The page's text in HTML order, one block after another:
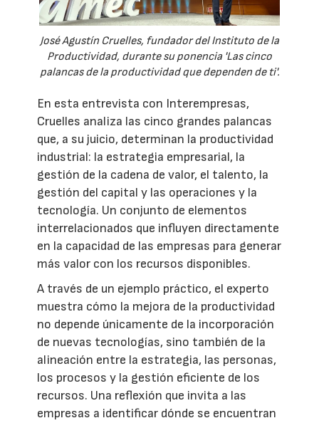
José Agustín Cruelles, fundador del Instituto de la
Productividad, durante su ponencia 'Las cinco
palancas de la productividad que dependen de ti'.
En esta entrevista con Interempresas,
Cruelles analiza las cinco grandes palancas
que, a su juicio, determinan la productividad
industrial: la estrategia empresarial, la
gestión de la cadena de valor, el talento, la
gestión del capital y las operaciones y la
tecnología. Un conjunto de elementos
interrelacionados que influyen directamente
en la capacidad de las empresas para generar
más valor con los recursos disponibles.
A través de un ejemplo práctico, el experto
muestra cómo la mejora de la productividad
no depende únicamente de la incorporación
de nuevas tecnologías, sino también de la
alineación entre la estrategia, las personas,
los procesos y la gestión eficiente de los
recursos. Una reflexión que invita a las
empresas a identificar dónde se encuentran